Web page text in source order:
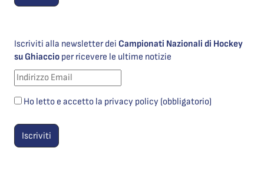
Iscriviti alla newsletter dei Campionati Nazionali di Hockey
su Ghiaccio per ricevere le ultime notizie
Ho letto e accetto la privacy policy (obbligatorio)